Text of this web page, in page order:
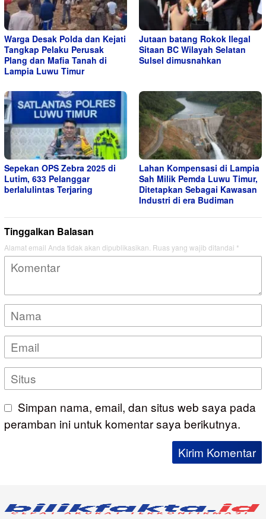
Warga Desak Polda dan Kejati
Tangkap Pelaku Perusak
Plang dan Mafia Tanah di
Lampia Luwu Timur
Jutaan batang Rokok Ilegal
Sitaan BC Wilayah Selatan
Sulsel dimusnahkan
Sepekan OPS Zebra 2025 di
Lutim, 633 Pelanggar
berlalulintas Terjaring
Lahan Kompensasi di Lampia
Sah Milik Pemda Luwu Timur,
Ditetapkan Sebagai Kawasan
Industri di era Budiman
Tinggalkan Balasan
Alamat email Anda tidak akan dipublikasikan. Ruas yang wajib ditandai *
Simpan nama, email, dan situs web saya pada
peramban ini untuk komentar saya berikutnya.